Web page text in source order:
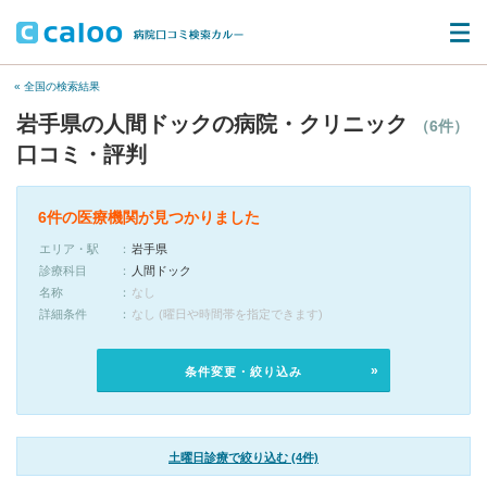
« 全国の検索結果
岩手県の人間ドックの病院・クリニック （6件）
口コミ・評判
6件の医療機関が見つかりました
エリア・駅
岩手県
診療科目
人間ドック
名称
なし
詳細条件
なし (曜日や時間帯を指定できます)
条件変更・絞り込み
土曜日診療で絞り込む (4件)